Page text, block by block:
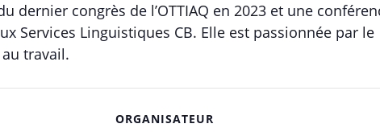
congrès de l’OTTIAQ en 2023 et une
Services Linguistiques CB. Elle est passionnée par le
travail.
ORGANISATEUR